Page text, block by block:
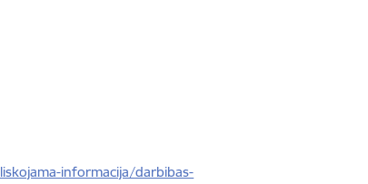
informacija/darbibas-